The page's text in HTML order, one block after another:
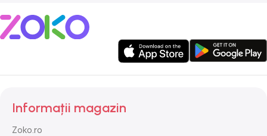
Informații magazin
Zoko.ro